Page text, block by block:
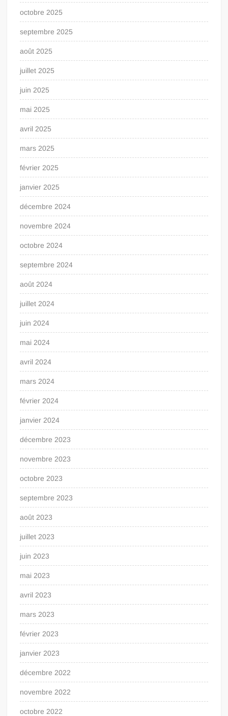
octobre 2025
septembre 2025
août 2025
juillet 2025
juin 2025
mai 2025
avril 2025
mars 2025
février 2025
janvier 2025
décembre 2024
novembre 2024
octobre 2024
septembre 2024
août 2024
juillet 2024
juin 2024
mai 2024
avril 2024
mars 2024
février 2024
janvier 2024
décembre 2023
novembre 2023
octobre 2023
septembre 2023
août 2023
juillet 2023
juin 2023
mai 2023
avril 2023
mars 2023
février 2023
janvier 2023
décembre 2022
novembre 2022
octobre 2022